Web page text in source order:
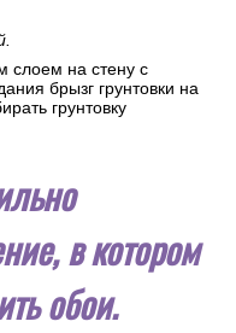
слоем на стену с
брызг грунтовки на
грунтовку
в котором
обои.